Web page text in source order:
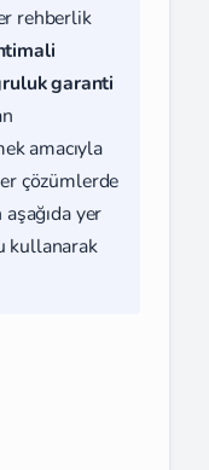
rehberlik
garanti
amacıyla
çözümlerde
yer
kullanarak